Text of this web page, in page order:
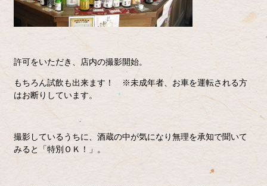
許可をいただき、店内の撮影開始。
もちろん試飲も出来ます！ ※未成年者、お車を運転される方
はお断りしています。
撮影しているうちに、酒蔵の中が気になり無理を承知で聞いて
みると「特別ＯＫ！」。